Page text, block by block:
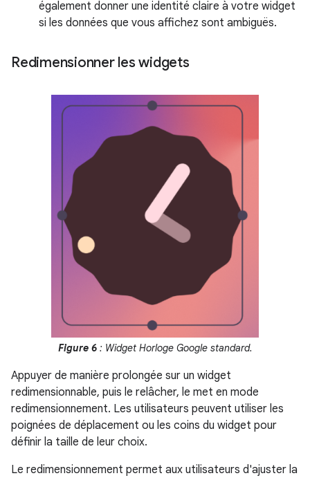
également donner une identité claire à votre widget
si les données que vous affichez sont ambiguës.
Redimensionner les widgets
Figure 6: Widget Horloge Google standard.
Appuyer de manière prolongée sur un widget
redimensionnable, puis le relâcher, le met en mode
redimensionnement. Les utilisateurs peuvent utiliser les
poignées de déplacement ou les coins du widget pour
définir la taille de leur choix.
Le redimensionnement permet aux utilisateurs d'ajuster la